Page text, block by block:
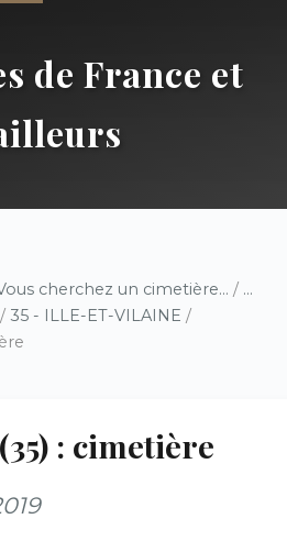
de France et
cherchez un cimetière... / ...
/ 35 - ILLE-ET-VILAINE /
: cimetière